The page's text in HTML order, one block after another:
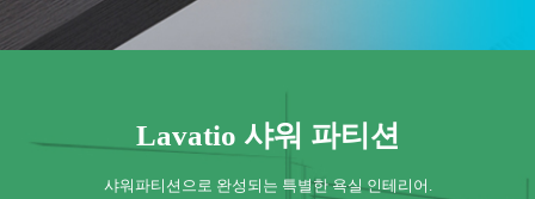
Lavatio 샤워 파티션
샤워파티션으로 완성되는 특별한 욕실 인테리어.